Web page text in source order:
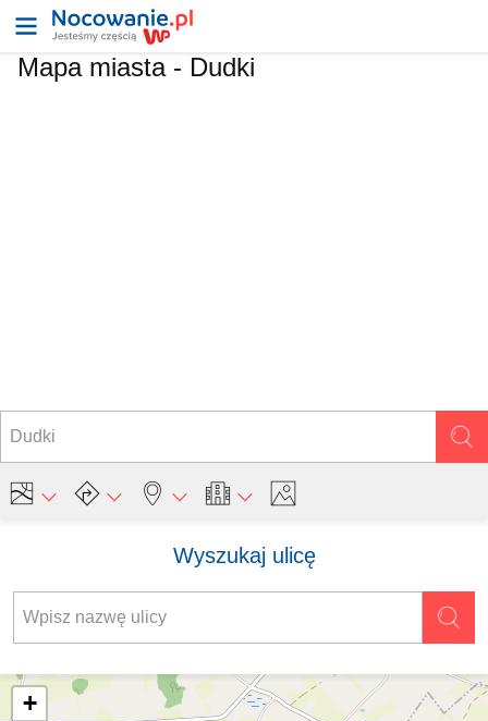
Mapa miasta - Dudki
Wyszukaj ulicę
+